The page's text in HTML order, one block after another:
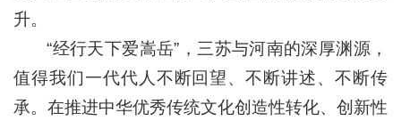
升。
“经行天下爱嵩岳”，三苏与河南的深厚渊源，
值得我们一代代人不断回望、不断讲述、不断传
承。在推进中华优秀传统文化创造性转化、创新性